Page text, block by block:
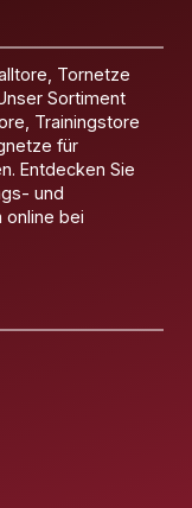
Tornetze
Sortiment
Trainingstore
für
Entdecken Sie
und
online bei